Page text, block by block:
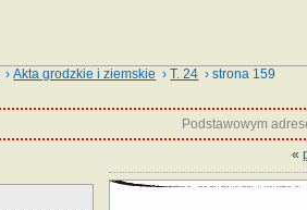
›Akta grodzkie i ziemskie ›T. 24 › strona 159
Podstawowym
«